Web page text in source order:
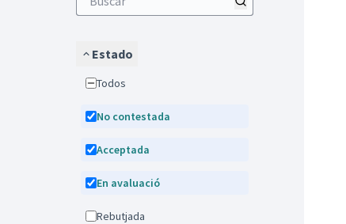
Estado
Todos
No contestada
Acceptada
En avaluació
Rebutjada